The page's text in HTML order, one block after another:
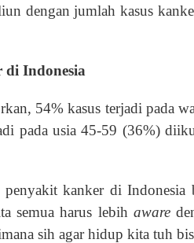
dengan jumlah kasus
Indonesia
54% kasus terjadi pada
pada usia 45-59 (36%)
penyakit kanker di
semua harus lebih aware
sih agar hidup kita tuh